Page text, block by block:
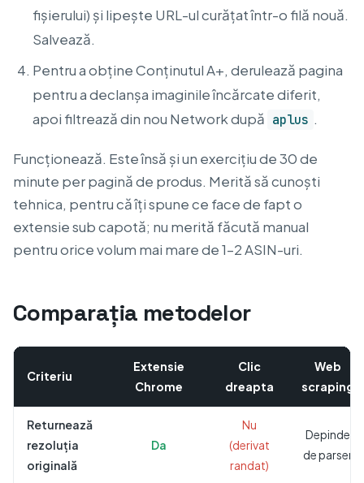
fișierului) și lipește URL-ul curățat într-o filă nouă.
Salvează.
Pentru a obține Conținutul A+, derulează pagina
pentru a declanșa imaginile încărcate diferit,
apoi filtrează din nou Network după aplus .
Funcționează. Este însă și un exercițiu de 30 de
minute per pagină de produs. Merită să cunoști
tehnica, pentru că îți spune ce face de fapt o
extensie sub capotă; nu merită făcută manual
pentru orice volum mai mare de 1–2 ASIN-uri.
Comparația metodelor
Criteriu
Extensie
Chrome
Clic
dreapta
Web
scraping
Returnează
rezoluția
originală
Da
Nu
(derivat
randat)
Depinde
de parser